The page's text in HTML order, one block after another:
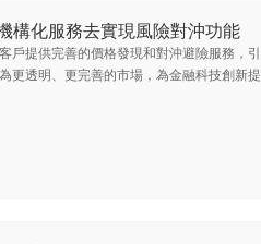
構化服務去實現風險對沖功能
戶提供完善的價格發現和對沖避險服務，引
更透明、更完善的市場，為金融科技創新提